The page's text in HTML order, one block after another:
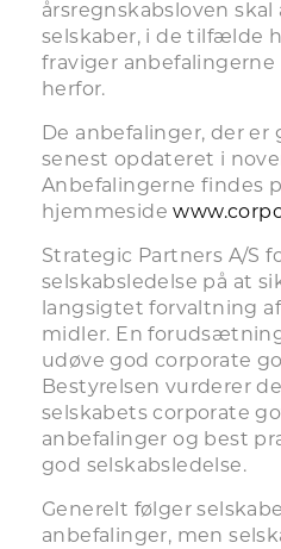
årsregnskabsloven
selskaber, i de tilfælde
fraviger
herfor.
De anbefalinger, der
senest opdateret i
Anbefalingerne findes
hjemmeside
Strategic Partners A/S
selskabsledelse på at
langsigtet forvaltning
midler. En
udøve god corporate
Bestyrelsen vurderer
selskabets corporate
anbefalinger og best
god selskabsledelse.
Generelt følger
anbefalinger, men